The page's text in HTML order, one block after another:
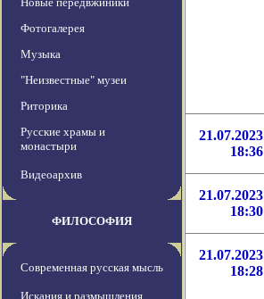
Фотогалерея
Музыка
"Неизвестные" музеи
Риторика
Русские храмы и
монастыри
Видеоархив
ФИЛОСОФИЯ
Современная русская мысль
Искания и размышления
21.07.2023
18:36
21.07.2023
18:30
21.07.2023
18:28